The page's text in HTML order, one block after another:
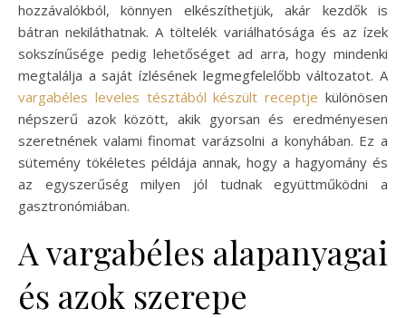
hozzávalókból, könnyen elkészíthetjük, akár kezdők is
bátran nekiláthatnak. A töltelék variálhatósága és az ízek
sokszínűsége pedig lehetőséget ad arra, hogy mindenki
megtalálja a saját ízlésének legmegfelelőbb változatot. A
vargabéles leveles tésztából készült receptje különösen
népszerű azok között, akik gyorsan és eredményesen
szeretnének valami finomat varázsolni a konyhában. Ez a
sütemény tökéletes példája annak, hogy a hagyomány és
az egyszerűség milyen jól tudnak együttműködni a
gasztronómiában.
A vargabéles alapanyagai
és azok szerepe